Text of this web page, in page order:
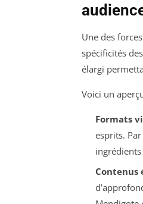
Une des
spécificités
élargi
Voici un
Formats
esprits.
Contenus